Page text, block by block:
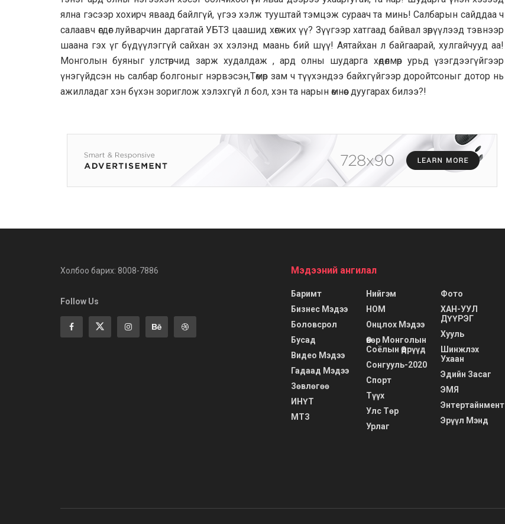
ялна гэсээр хохирч яваад байлгүй, үгээ хэлж тууштай тэмцэж сураач та минь! Салбарын сайддаа ч
салаавч өгдөг луйварчин даргатай УБТЗ цаашид хөгжих үү? Зүүгээр хатгаад байвал зөрүүлээд тэвнээр
шаана гэх үг бүдүүлэггүй сайхан эх хэлэнд маань бий шүү! Аятайхан л байгаарай, хулгайчууд аа!
Монголын буяныг улстөрчид зарж худалдаж , ард олны шударга хөдөлмөр урьд үзэгдээгүйгээр
үнэгүйдсэн нь салбар болгоныг нэрвэсэн,Төмөр зам ч түүхэндээ байхгүйгээр доройтсоныг дотор нь
ажилладаг хэн бүхэн зориглож хэлэхгүй л бол, хэн та нарын өмнөөс дуугарах билээ?!
Холбоо барих: 8008-7886
Follow Us
Мэдээний ангилал
Баримт
Бизнес Мэдээ
Боловсрол
Бусад
Видео Мэдээ
Гадаад Мэдээ
Зөвлөгөө
ИНҮТ
МТЗ
Нийгэм
НОМ
Онцлох Мэдээ
Өвөр Монголын
Соёлын Өдрүүд
Сонгууль-2020
Спорт
Түүх
Улс Төр
Урлаг
Фото
ХАН-УУЛ
ДҮҮРЭГ
Хууль
Шинжлэх
Ухаан
Эдийн Засаг
ЭМЯ
Энтертайнмент
Эрүүл Мэнд